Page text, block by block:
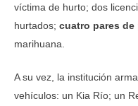
víctima de hurto; dos
hurtados; cuatro pares de
marihuana.
A su vez, la institución
vehículos: un Kia Río; un